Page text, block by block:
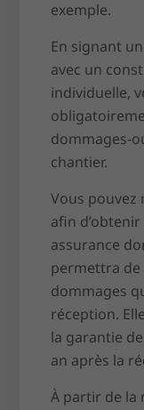
exemple.
En signant
avec un
individuelle,
dommages-
chantier.
Vous
afin
assurance
permettra
dommages
réception.
la garantie
an après la
À partir de la